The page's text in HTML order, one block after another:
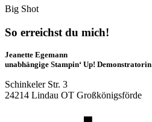
Big Shot
So erreichst du mich!
Jeanette Egemann
unabhängige Stampin‘ Up! Demonstratorin
Schinkeler Str. 3
24214 Lindau OT Großkönigsförde